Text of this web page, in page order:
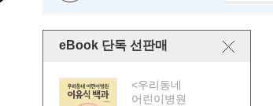
eBook 단독 선판매
<우리동네
어린이병원